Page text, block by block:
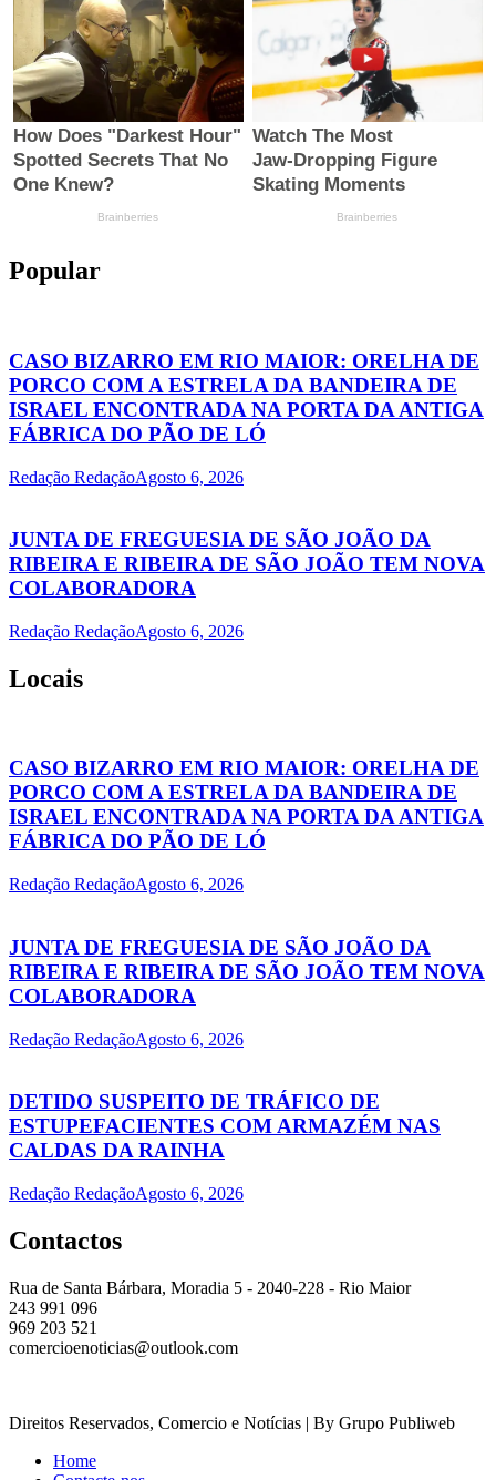
Popular
CASO BIZARRO EM RIO MAIOR: ORELHA DE
PORCO COM A ESTRELA DA BANDEIRA DE
ISRAEL ENCONTRADA NA PORTA DA ANTIGA
FÁBRICA DO PÃO DE LÓ
Redação RedaçãoAgosto 6, 2026
JUNTA DE FREGUESIA DE SÃO JOÃO DA
RIBEIRA E RIBEIRA DE SÃO JOÃO TEM NOVA
COLABORADORA
Redação RedaçãoAgosto 6, 2026
Locais
CASO BIZARRO EM RIO MAIOR: ORELHA DE
PORCO COM A ESTRELA DA BANDEIRA DE
ISRAEL ENCONTRADA NA PORTA DA ANTIGA
FÁBRICA DO PÃO DE LÓ
Redação RedaçãoAgosto 6, 2026
JUNTA DE FREGUESIA DE SÃO JOÃO DA
RIBEIRA E RIBEIRA DE SÃO JOÃO TEM NOVA
COLABORADORA
Redação RedaçãoAgosto 6, 2026
DETIDO SUSPEITO DE TRÁFICO DE
ESTUPEFACIENTES COM ARMAZÉM NAS
CALDAS DA RAINHA
Redação RedaçãoAgosto 6, 2026
Contactos
Rua de Santa Bárbara, Moradia 5 - 2040-228 - Rio Maior
243 991 096
969 203 521
comercioenoticias@outlook.com
Direitos Reservados, Comercio e Notícias | By Grupo Publiweb
Home